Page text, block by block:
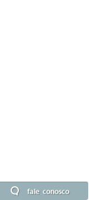
fale conosco